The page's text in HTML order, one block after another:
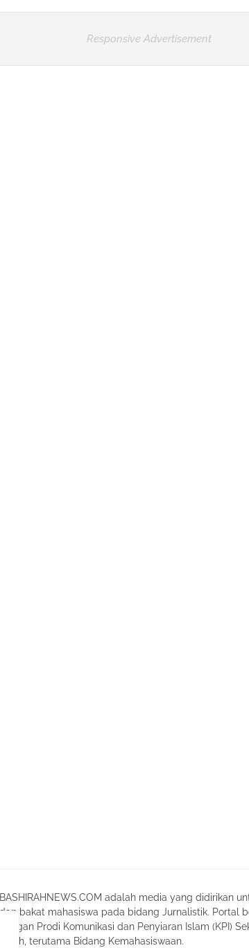
Responsive Advertisement
BASHIRAHNEWS.COM adalah media yang didirikan
dan bakat mahasiswa pada bidang Jurnalistik. Portal
dengan Prodi Komunikasi dan Penyiaran Islam (KPI)
Fatah, terutama Bidang Kemahasiswaan.